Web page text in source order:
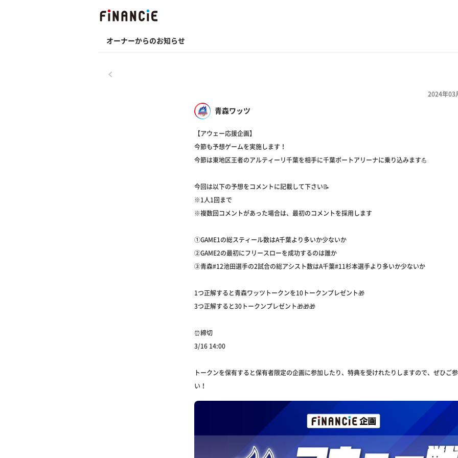
オーナーからのお知らせ
青森ワッツ
2024年03
【アウェー応援企画】
今節も予想ゲームを実施します！
今節は東地区王者のアルティーリ千葉を相手に千葉ポートアリーナに乗り込みます💪
今回は以下の予想をコメントに記載して下さい📝
※1人1回まで
※複数回コメントがあった場合は、最初のコメントを採用します
①GAME1の総スティール数はA千葉より多いか少ないか
②GAME2の最初にフリースローを成功するのは誰か
③青森#12池田選手の2試合の総アシスト数はA千葉#11杉本選手より多いか少ないか
1つ正解すると青森ワッツトークンを10トークンプレゼント🎁
3つ正解すると30トークンプレゼント🎁🎁🎁
⏰締切
3/16 14:00
トークンを保有すると保有者限定の企画に参加したり、特典を受けれたりしますので、ぜひご
い！